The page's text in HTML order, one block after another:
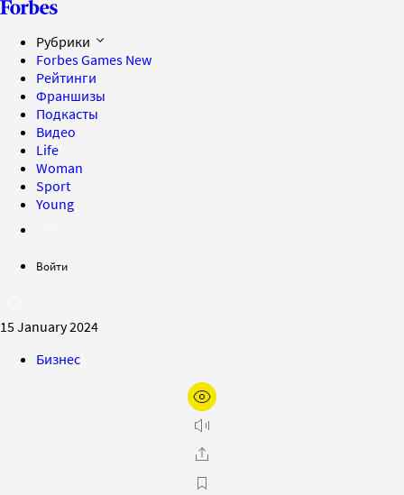
Рубрики
Forbes Games New
Рейтинги
Франшизы
Подкасты
Видео
Life
Woman
Sport
Young
Войти
15 January 2024
Бизнес